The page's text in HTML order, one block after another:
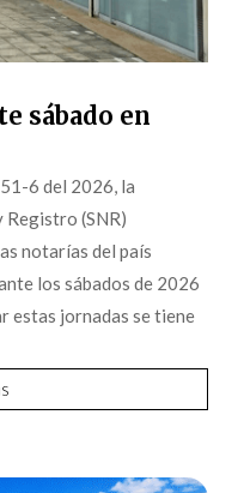
sábado en
6 del 2026, la
(SNR)
notarías del país
los sábados de 2026
estas jornadas se tiene